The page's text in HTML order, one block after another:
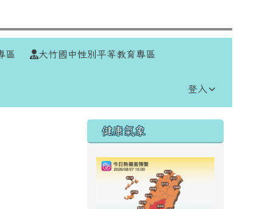
區 大竹國中性別平等教育專區
登入
右邊區域內容
健康氣象